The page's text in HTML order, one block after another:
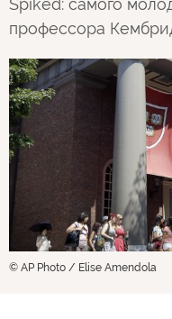
Spiked: самого
профессора
© AP Photo / Elise Amendola